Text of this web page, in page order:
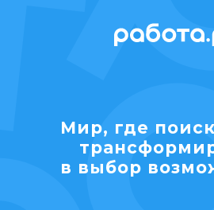
Мир, где
в выбор